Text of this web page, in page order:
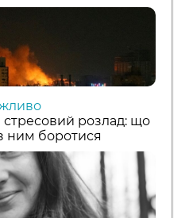
розлад: що
ним боротися